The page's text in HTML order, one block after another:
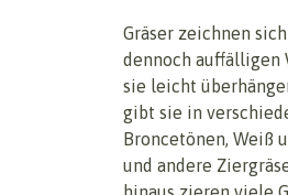
Gräser zeichnen
dennoch auffälligen
sie leicht
gibt sie in
Broncetönen, Weiß
und andere